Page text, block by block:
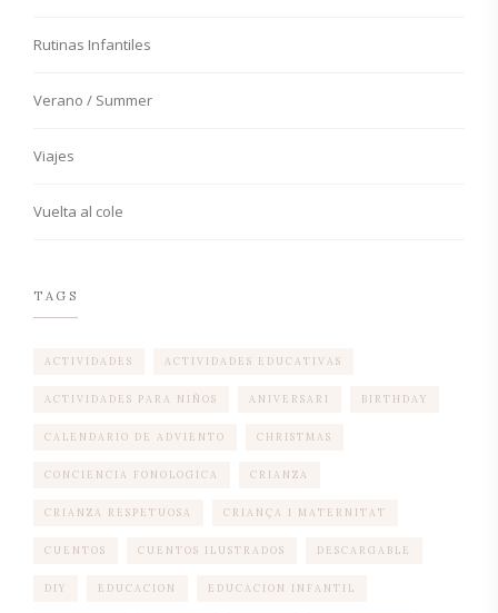
Rutinas Infantiles
Verano / Summer
Viajes
Vuelta al cole
TAGS
ACTIVIDADES ACTIVIDADES EDUCATIVAS
ACTIVIDADES PARA NIÑOS ANIVERSARI BIRTHDAY
CALENDARIO DE ADVIENTO CHRISTMAS
CONCIENCIA FONOLOGICA CRIANZA
CRIANZA RESPETUOSA CRIANÇA I MATERNITAT
CUENTOS CUENTOS ILUSTRADOS DESCARGABLE
DIY EDUCACION EDUCACION INFANTIL